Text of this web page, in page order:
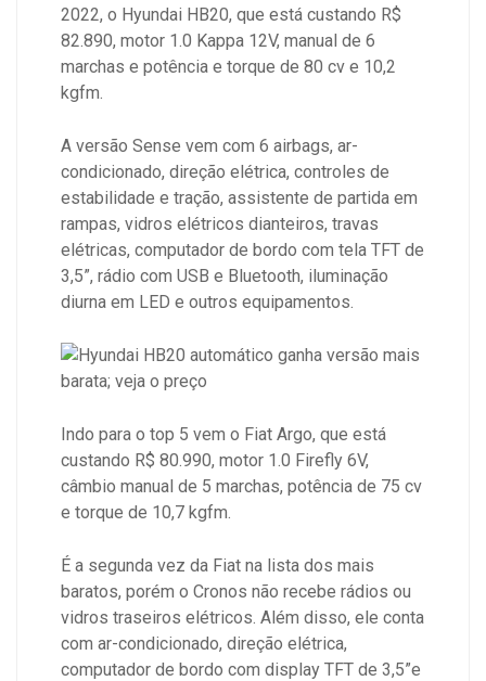
2022, o Hyundai HB20, que está custando R$
82.890, motor 1.0 Kappa 12V, manual de 6
marchas e potência e torque de 80 cv e 10,2
kgfm.
A versão Sense vem com 6 airbags, ar-
condicionado, direção elétrica, controles de
estabilidade e tração, assistente de partida em
rampas, vidros elétricos dianteiros, travas
elétricas, computador de bordo com tela TFT de
3,5”, rádio com USB e Bluetooth, iluminação
diurna em LED e outros equipamentos.
Indo para o top 5 vem o Fiat Argo, que está
custando R$ 80.990, motor 1.0 Firefly 6V,
câmbio manual de 5 marchas, potência de 75 cv
e torque de 10,7 kgfm.
É a segunda vez da Fiat na lista dos mais
baratos, porém o Cronos não recebe rádios ou
vidros traseiros elétricos. Além disso, ele conta
com ar-condicionado, direção elétrica,
computador de bordo com display TFT de 3,5”e